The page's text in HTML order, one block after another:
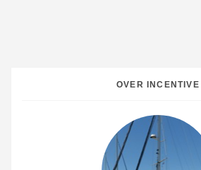
OVER INCENTIVE